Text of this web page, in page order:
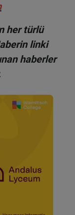
her türlü
linki
haberler